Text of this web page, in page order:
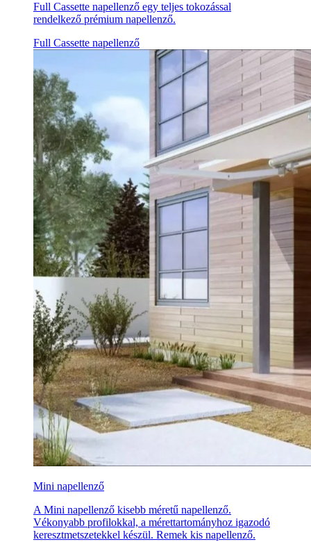
Full Cassette napellenző egy teljes tokozással
rendelkező prémium napellenző.
Full Cassette napellenző
Mini napellenző
A Mini napellenző kisebb méretű napellenző.
Vékonyabb profilokkal, a mérettartományhoz igazodó
keresztmetszetekkel készül. Remek kis napellenző.